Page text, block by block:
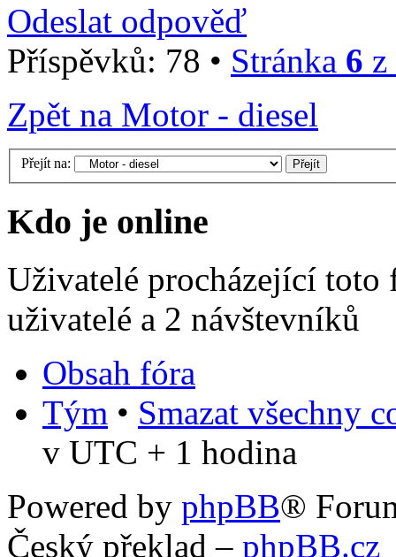
Odeslat odpověď
Příspěvků: 78 • Stránka 6 z
Zpět na Motor - diesel
Přejít na:
Kdo je online
Uživatelé procházející
uživatelé a 2 návštevníků
Obsah fóra
Tým • Smazat všechny
v UTC + 1 hodina
Powered by phpBB®
Český překlad – phpBB.cz